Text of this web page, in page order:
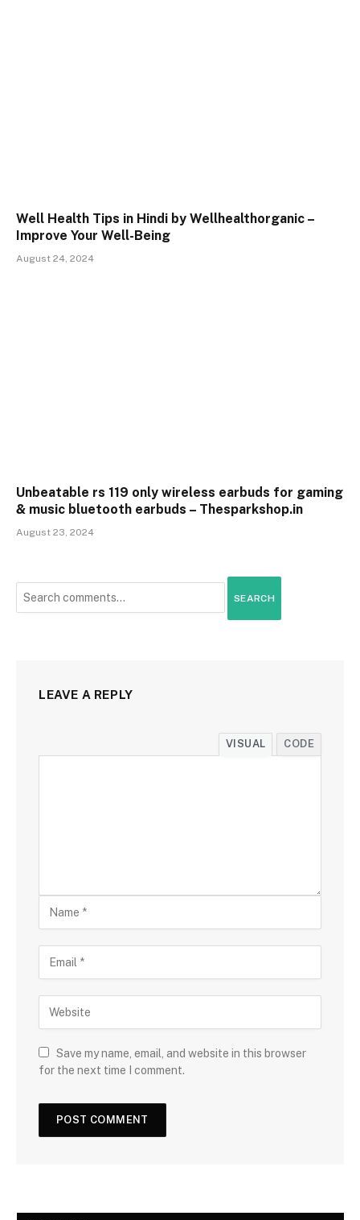
Well Health Tips in Hindi by Wellhealthorganic –
Improve Your Well-Being
August 24, 2024
Unbeatable rs 119 only wireless earbuds for gaming
& music bluetooth earbuds – Thesparkshop.in
August 23, 2024
SEARCH
LEAVE A REPLY
VISUAL CODE
Save my name, email, and website in this browser
for the next time I comment.